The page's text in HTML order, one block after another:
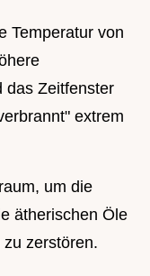
Temperatur von
das Zeitfenster
extrem
um die
ätherischen Öle
zerstören.